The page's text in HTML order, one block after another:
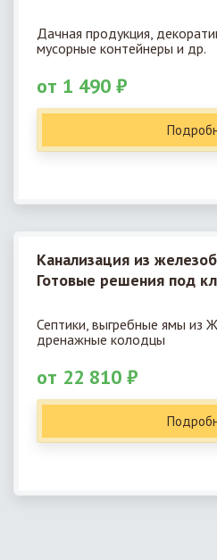
Дачная продукция,
мусорные контейнеры и др.
от 1 490 ₽
Канализация из
Готовые решения под
Септики, выгребные ямы из
дренажные колодцы
от 22 810 ₽